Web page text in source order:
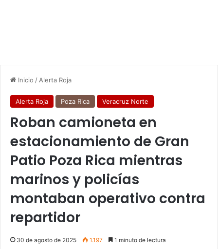
Inicio / Alerta Roja
Alerta Roja Poza Rica Veracruz Norte
Roban camioneta en
estacionamiento de Gran
Patio Poza Rica mientras
marinos y policías
montaban operativo contra
repartidor
30 de agosto de 2025 1.197 1 minuto de lectura